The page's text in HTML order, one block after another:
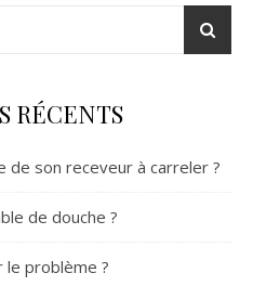
RÉCENTS
de son receveur à carreler ?
de douche ?
le problème ?